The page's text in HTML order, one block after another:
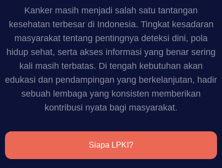
Kanker masih menjadi salah satu tantangan
kesehatan terbesar di Indonesia. Tingkat kesadaran
masyarakat tentang pentingnya deteksi dini, pola
hidup sehat, serta akses informasi yang benar sering
kali masih terbatas. Di tengah kebutuhan akan
edukasi dan pendampingan yang berkelanjutan, hadir
sebuah lembaga yang konsisten memberikan
kontribusi nyata bagi masyarakat.
Siapa LPKI?